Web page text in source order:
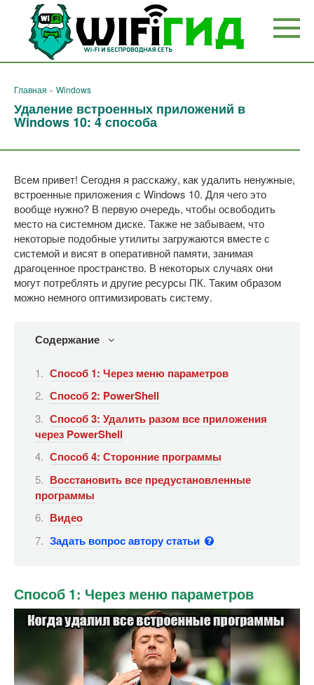
Перейти
контенту
Главная » Windows
Удаление встроенных приложений в
Windows 10: 4 способа
Всем привет! Сегодня я расскажу, как удалить ненужные,
встроенные приложения с Windows 10. Для чего это
вообще нужно? В первую очередь, чтобы освободить
место на системном диске. Также не забываем, что
некоторые подобные утилиты загружаются вместе с
системой и висят в оперативной памяти, занимая
драгоценное пространство. В некоторых случаях они
могут потреблять и другие ресурсы ПК. Таким образом
можно немного оптимизировать систему.
Содержание
Способ 1: Через меню параметров
Способ 2: PowerShell
Способ 3: Удалить разом все приложения
через PowerShell
Способ 4: Сторонние программы
Восстановить все предустановленные
программы
Видео
Задать вопрос автору статьи
Способ 1: Через меню параметров